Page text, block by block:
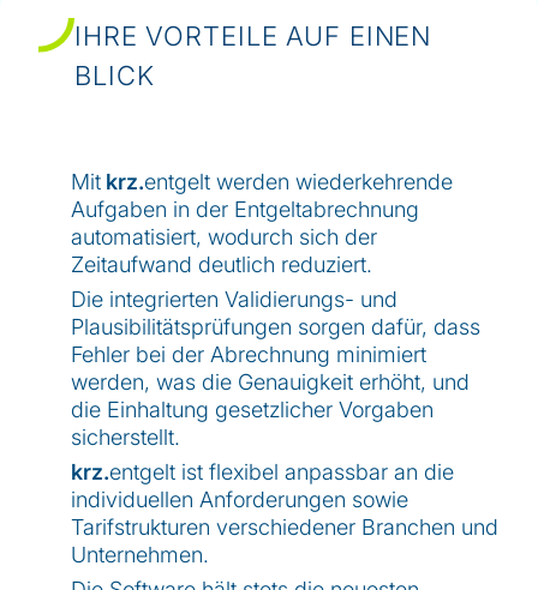
IHRE VORTEILE AUF EINEN
BLICK
Mit krz.entgelt werden wiederkehrende
Aufgaben in der Entgeltabrechnung
automatisiert, wodurch sich der
Zeitaufwand deutlich reduziert.
Die integrierten Validierungs- und
Plausibilitätsprüfungen sorgen dafür, dass
Fehler bei der Abrechnung minimiert
werden, was die Genauigkeit erhöht, und
die Einhaltung gesetzlicher Vorgaben
sicherstellt.
krz.entgelt ist flexibel anpassbar an die
individuellen Anforderungen sowie
Tarifstrukturen verschiedener Branchen und
Unternehmen.